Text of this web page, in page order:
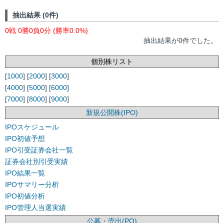
抽出結果 (0件)
0戦 0勝0負0分 (勝率0.0%)
抽出結果が0件でした。
個別株リスト
[1000] [2000] [3000]
[4000] [5000] [6000]
[7000] [8000] [9000]
新規公開株(IPO)
IPOスケジュール
IPO初値予想
IPO引受証券会社一覧
証券会社別引受実績
IPO結果一覧
IPOサマリー分析
IPO初値分析
IPO管理人当選実績
公募・売出(PO)